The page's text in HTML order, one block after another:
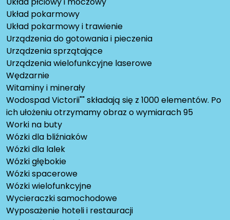
Układ pokarmowy
Układ pokarmowy i trawienie
Urządzenia do gotowania i pieczenia
Urządzenia sprzątające
Urządzenia wielofunkcyjne laserowe
Wędzarnie
Witaminy i minerały
Wodospad Victorii"" składają się z 1000 elementów. Po
ich ułożeniu otrzymamy obraz o wymiarach 95
Worki na buty
Wózki dla bliźniaków
Wózki dla lalek
Wózki głębokie
Wózki spacerowe
Wózki wielofunkcyjne
Wycieraczki samochodowe
Wyposażenie hoteli i restauracji